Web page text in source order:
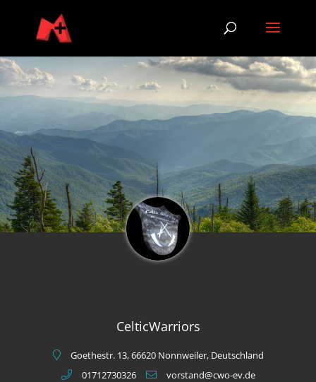
CelticWarriors
Goethestr. 13, 66620 Nonnweiler, Deutschland
01712730326
vorstand@cwo-ev.de